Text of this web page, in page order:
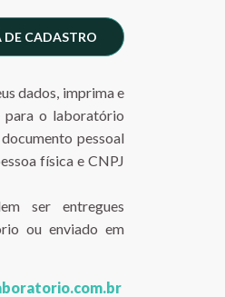
CADASTRO
dados, imprima e
para o laboratório
pessoal
física e CNPJ
ser entregues
ou enviado em